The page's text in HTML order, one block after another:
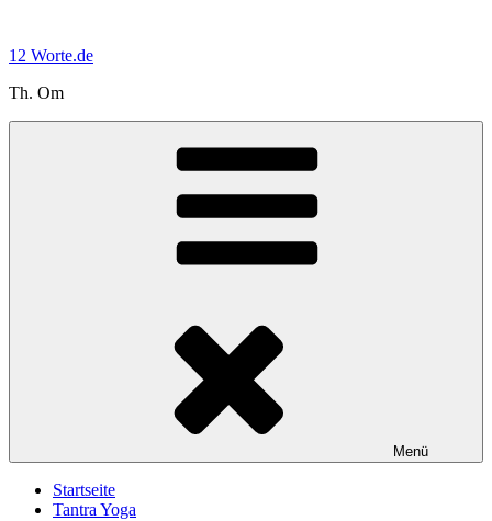
springen
12 Worte.de
Th. Om
Menü
Startseite
Tantra Yoga